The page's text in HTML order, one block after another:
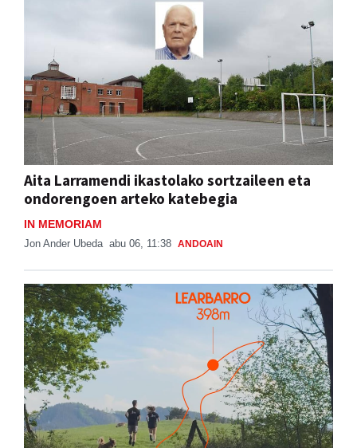
Aita Larramendi ikastolako sortzaileen eta
ondorengoen arteko katebegia
IN MEMORIAM
Jon Ander Ubeda abu 06, 11:38 ANDOAIN